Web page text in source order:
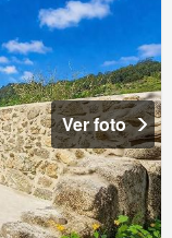
Ver foto